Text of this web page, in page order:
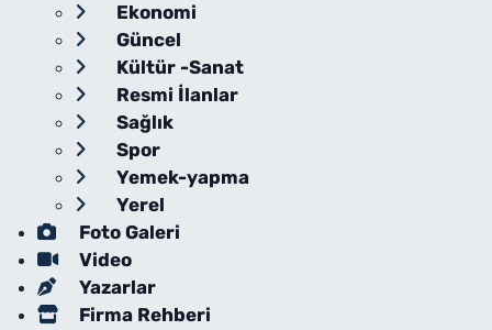
Ekonomi
Güncel
Kültür -Sanat
Resmi İlanlar
Sağlık
Spor
Yemek-yapma
Yerel
Foto Galeri
Video
Yazarlar
Firma Rehberi